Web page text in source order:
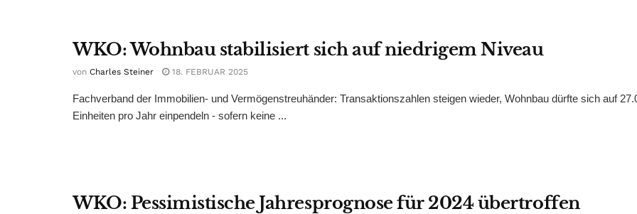
WKO: Wohnbau stabilisiert sich auf niedrigem Niveau
von Charles Steiner 18. FEBRUAR 2025
Fachverband der Immobilien- und Vermögenstreuhänder: Transaktionszahlen steigen wieder, Wohnbau dürfte sich auf
Einheiten pro Jahr einpendeln - sofern keine ...
WKO: Pessimistische Jahresprognose für 2024 übertroffen